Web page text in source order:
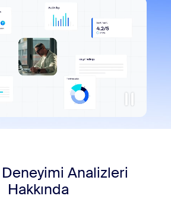
Analizleri
Hakkında